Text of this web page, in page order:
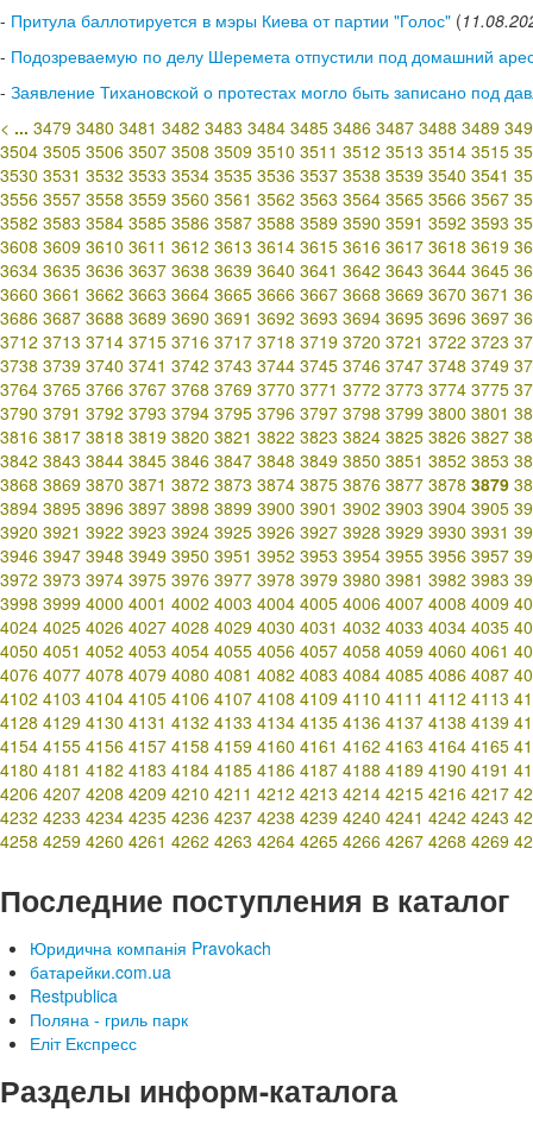
- Притула баллотируется в мэры Киева от партии "Голос" (
- Подозреваемую по делу Шеремета отпустили под домашний
- Заявление Тихановской о протестах могло быть записано под
< ... 3479 3480 3481 3482 3483 3484 3485 3486 3487 3488 3489
3504 3505 3506 3507 3508 3509 3510 3511 3512 3513 3514 3515
3530 3531 3532 3533 3534 3535 3536 3537 3538 3539 3540 3541
3556 3557 3558 3559 3560 3561 3562 3563 3564 3565 3566 3567
3582 3583 3584 3585 3586 3587 3588 3589 3590 3591 3592 3593
3608 3609 3610 3611 3612 3613 3614 3615 3616 3617 3618 3619
3634 3635 3636 3637 3638 3639 3640 3641 3642 3643 3644 3645
3660 3661 3662 3663 3664 3665 3666 3667 3668 3669 3670 3671
3686 3687 3688 3689 3690 3691 3692 3693 3694 3695 3696 3697
3712 3713 3714 3715 3716 3717 3718 3719 3720 3721 3722 3723
3738 3739 3740 3741 3742 3743 3744 3745 3746 3747 3748 3749
3764 3765 3766 3767 3768 3769 3770 3771 3772 3773 3774 3775
3790 3791 3792 3793 3794 3795 3796 3797 3798 3799 3800 3801
3816 3817 3818 3819 3820 3821 3822 3823 3824 3825 3826 3827
3842 3843 3844 3845 3846 3847 3848 3849 3850 3851 3852 3853
3868 3869 3870 3871 3872 3873 3874 3875 3876 3877 3878 3879
3894 3895 3896 3897 3898 3899 3900 3901 3902 3903 3904 3905
3920 3921 3922 3923 3924 3925 3926 3927 3928 3929 3930 3931
3946 3947 3948 3949 3950 3951 3952 3953 3954 3955 3956 3957
3972 3973 3974 3975 3976 3977 3978 3979 3980 3981 3982 3983
3998 3999 4000 4001 4002 4003 4004 4005 4006 4007 4008 4009
4024 4025 4026 4027 4028 4029 4030 4031 4032 4033 4034 4035
4050 4051 4052 4053 4054 4055 4056 4057 4058 4059 4060 4061
4076 4077 4078 4079 4080 4081 4082 4083 4084 4085 4086 4087
4102 4103 4104 4105 4106 4107 4108 4109 4110 4111 4112 4113
4128 4129 4130 4131 4132 4133 4134 4135 4136 4137 4138 4139
4154 4155 4156 4157 4158 4159 4160 4161 4162 4163 4164 4165
4180 4181 4182 4183 4184 4185 4186 4187 4188 4189 4190 4191
4206 4207 4208 4209 4210 4211 4212 4213 4214 4215 4216 4217
4232 4233 4234 4235 4236 4237 4238 4239 4240 4241 4242 4243
4258 4259 4260 4261 4262 4263 4264 4265 4266 4267 4268 4269
Последние поступления в каталог
Юридична компанія Pravokach
батарейки.com.ua
Restpublica
Поляна - гриль парк
Еліт Експресс
Разделы информ-каталога